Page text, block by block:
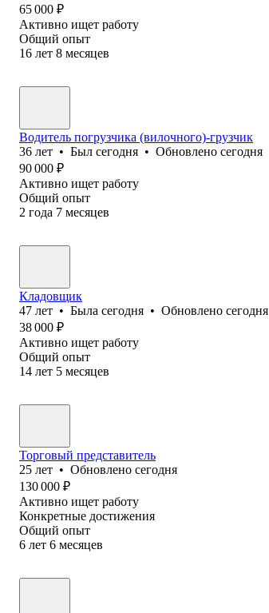
65 000 ₽
Активно ищет работу
Общий опыт
16 лет 8 месяцев
Водитель погрузчика (вилочного)-грузчик
36 лет • Был сегодня • Обновлено сегодня
90 000 ₽
Активно ищет работу
Общий опыт
2 года 7 месяцев
Кладовщик
47 лет • Была сегодня • Обновлено сегодня
38 000 ₽
Активно ищет работу
Общий опыт
14 лет 5 месяцев
Торговый представитель
25 лет • Обновлено сегодня
130 000 ₽
Активно ищет работу
Конкретные достижения
Общий опыт
6 лет 6 месяцев